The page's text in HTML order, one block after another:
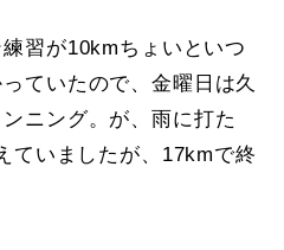
習が10kmちょいといつ
ていたので、金曜日は久
ニング。が、雨に打た
ていましたが、17kmで終